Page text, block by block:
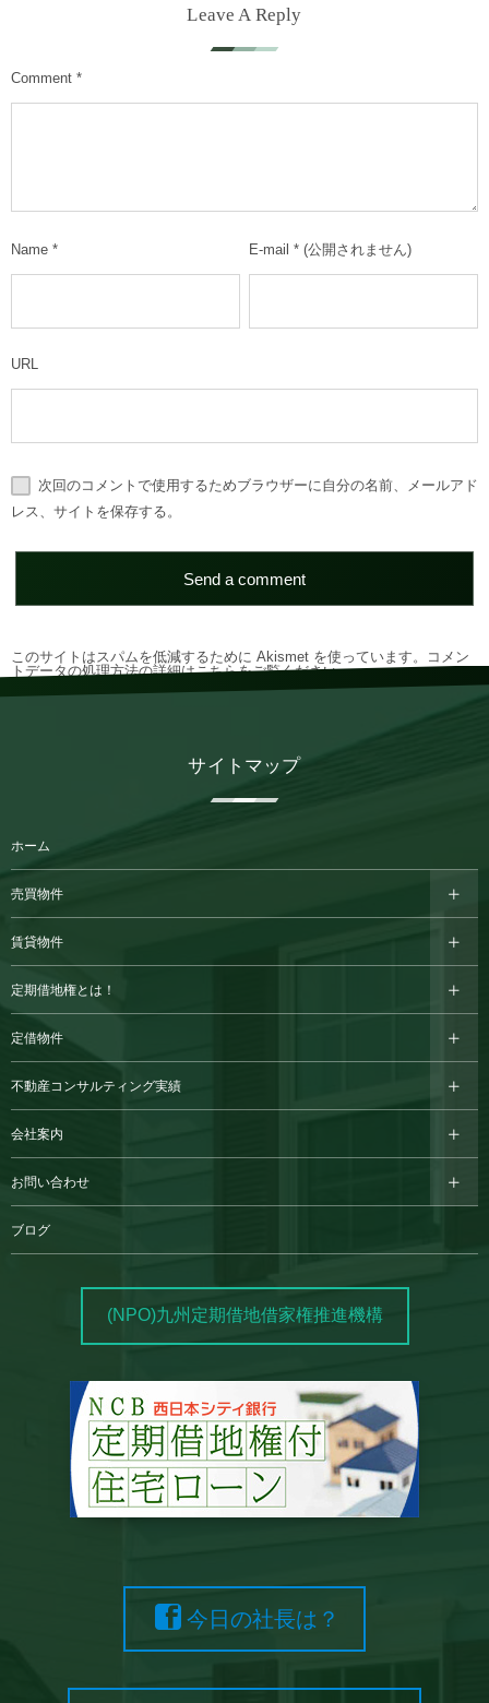
Leave A Reply
Comment *
Name * E-mail * (公開されません)
URL
次回のコメントで使用するためブラウザーに自分の名前、メールアド
レス、サイトを保存する。
このサイトはスパムを低減するために Akismet を使っています。
コメン
トデータの処理方法の詳細はこちらをご覧ください。
サイトマップ
ホーム
売買物件
賃貸物件
定期借地権とは！
定借物件
不動産コンサルティング実績
会社案内
お問い合わせ
ブログ
(NPO)九州定期借地借家権推進機構
今日の社長は？